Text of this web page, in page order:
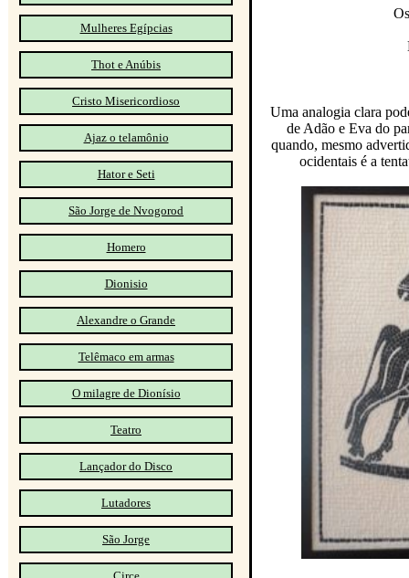
Mulheres Egípcias
Thot e Anúbis
Cristo Misericordioso
Ajaz o telamônio
Hator e Seti
São Jorge de Nvogorod
Homero
Dionisio
Alexandre o Grande
Telêmaco em armas
O milagre de Dionísio
Teatro
Lançador do Disco
Lutadores
São Jorge
Uma analogia clara
de Adão e Eva do
quando, mesmo
ocidentais é a